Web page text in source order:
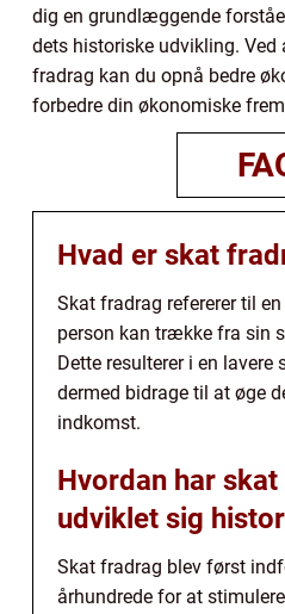
dig en grundlæggende
dets historiske udvikling.
fradrag kan du opnå bedre
forbedre din økonomiske
Hvad er skat
Skat fradrag refererer til
person kan trække fra sin
Dette resulterer i en
dermed bidrage til at øge
indkomst.
Hvordan har
udviklet sig
Skat fradrag blev først
århundrede for at